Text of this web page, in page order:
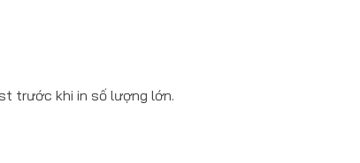
trước khi in số lượng lớn.